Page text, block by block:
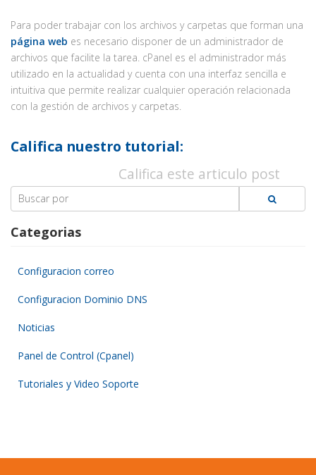
Para poder trabajar con los archivos y carpetas que forman una
página web es necesario disponer de un administrador de
archivos que facilite la tarea. cPanel es el administrador más
utilizado en la actualidad y cuenta con una interfaz sencilla e
intuitiva que permite realizar cualquier operación relacionada
con la gestión de archivos y carpetas.
Califica nuestro tutorial:
Califica este articulo post
Search
for:
Categorias
Configuracion correo
Configuracion Dominio DNS
Noticias
Panel de Control (Cpanel)
Tutoriales y Video Soporte